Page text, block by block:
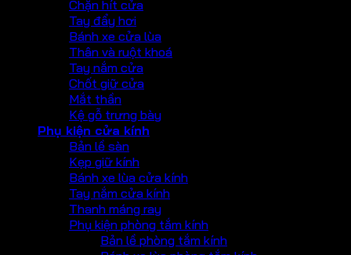
Chặn hít cửa
Tay đẩy hơi
Bánh xe cửa lùa
Thân và ruột khoá
Tay nắm cửa
Chốt giữ cửa
Mắt thần
Kệ gỗ trưng bày
Phụ kiện cửa kính
Bản lề sàn
Kẹp giữ kính
Bánh xe lùa cửa kính
Tay nắm cửa kính
Thanh máng ray
Phụ kiện phòng tắm kính
Bản lề phòng tắm kính